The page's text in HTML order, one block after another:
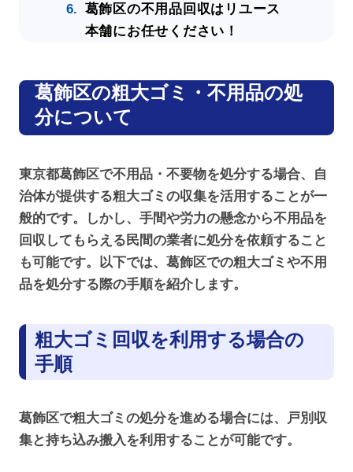
葛飾区の不用品回収はリユース
本舗にお任せください！
葛飾区の粗大ゴミ・不用品の処
分について
東京都葛飾区で不用品・不要物を処分する場合、自
治体が提供する粗大ゴミの収集を活用することが一
般的です。しかし、手間や労力の懸念から不用品を
回収してもらえる民間の業者に処分を依頼すること
も可能です。以下では、葛飾区での粗大ゴミや不用
品を処分する際の手順を紹介します。
粗大ゴミ回収を利用する場合の
手順
葛飾区で粗大ゴミの処分を進める場合には、戸別収
集と持ち込み搬入を利用することが可能です。